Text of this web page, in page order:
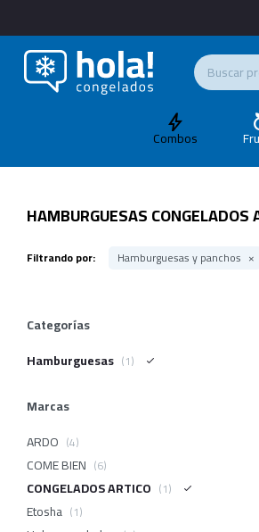
Combos
HAMBURGUESAS
Filtrando por: Hamburguesas y panchos
Categorías
Hamburguesas (1)
Marcas
ARDO (4)
COME BIEN (6)
CONGELADOS ARTICO (1)
Etosha (1)